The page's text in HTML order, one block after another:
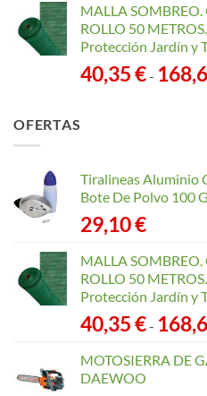
MALLA SOMBREO.
ROLLO 50
Protección Jardín y
40,35€-
OFERTAS
Tiralineas Aluminio
Bote De Polvo 100
29,10€
MALLA SOMBREO.
ROLLO 50
Protección Jardín y
40,35€-
MOTOSIERRA DE
DAEWOO